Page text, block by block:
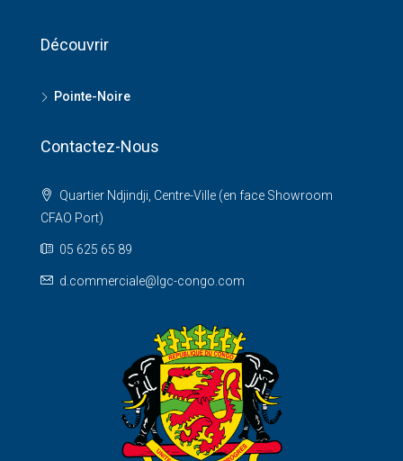
Découvrir
Pointe-Noire
Contactez-Nous
Quartier Ndjindji, Centre-Ville (en face Showroom
CFAO Port)
05 625 65 89
d.commerciale@lgc-congo.com